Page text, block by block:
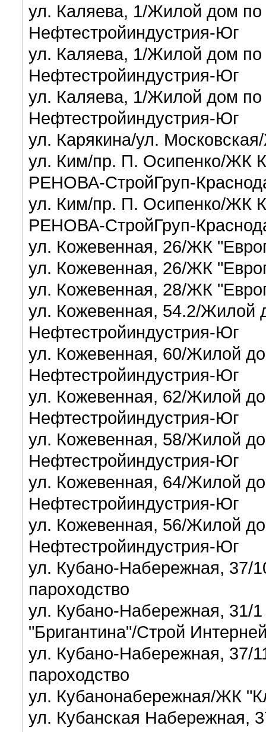
ул. Каляева, 1/Жилой дом по
Нефтестройиндустрия-Юг
ул. Каляева, 1/Жилой дом по
Нефтестройиндустрия-Юг
ул. Каляева, 1/Жилой дом
Нефтестройиндустрия-Юг
ул. Карякина/ул.
ул. Ким/пр. П. Осипенко/ЖК
РЕНОВА-СтройГруп-
ул. Ким/пр. П. Осипенко/ЖК
РЕНОВА-СтройГруп-
ул. Кожевенная, 26/ЖК
ул. Кожевенная, 26/ЖК
ул. Кожевенная, 28/ЖК
ул. Кожевенная, 54.2/Жилой
Нефтестройиндустрия-Юг
ул. Кожевенная, 60/Жилой
Нефтестройиндустрия-Юг
ул. Кожевенная, 62/Жилой
Нефтестройиндустрия-Юг
ул. Кожевенная, 58/Жилой
Нефтестройиндустрия-Юг
ул. Кожевенная, 64/Жилой
Нефтестройиндустрия-Юг
ул. Кожевенная, 56/Жилой
Нефтестройиндустрия-Юг
ул. Кубано-Набережная, 37/
пароходство
ул. Кубано-Набережная, 31/
"Бригантина"/Строй
ул. Кубано-Набережная, 37/
пароходство
ул. Кубанонабережная/ЖК
ул. Кубанская Набережная,